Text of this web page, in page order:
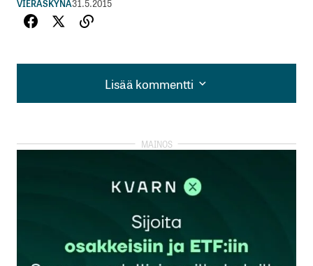
VIERASKYNÄ31.5.2015
Lisää kommentti
Lisää kommentti
kirjautua
rekisteröityä